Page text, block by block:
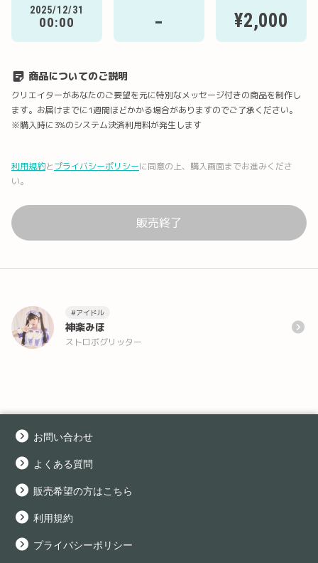
2025/12/31
00:00 - ¥2,000
商品についてのご説明
クリエイターがあなたのご要望を元に特別なメッセージ付きの商品を制作し
ます。お届けまでに1週間ほどかかる場合がありますのでご了承ください。
※購入時に3%のシステム決済利用料が発生します
利用規約とプライバシーポリシーに同意の上、購入画面までお進みくださ
い。
販売終了
#アイドル
神楽みほ
ストロボグリッター
お問い合わせ
よくある質問
販売希望の方はこちら
利用規約
プライバシーポリシー
URLコピー